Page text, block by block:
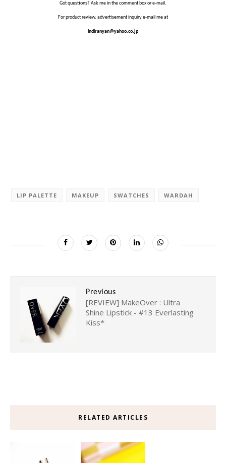
Got questions? Ask me in the comment box or e-mail.
For product review, advertisement inquiry e-mail me at
indiranyan@yahoo.co.jp
LIP PALETTE MAKEUP SWATCHES WARDAH
Previous
[REVIEW] MakeOver : Ultra
Shine Lipstick - #13 Everlasting
Kiss*
RELATED ARTICLES